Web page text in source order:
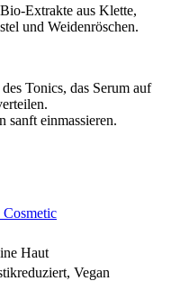
Extrakte aus Klette,
und Weidenröschen.
Tonics, das Serum auf
sanft einmassieren.
Haut
Vegan